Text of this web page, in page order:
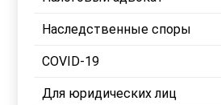
Наследственные споры
COVID-19
Для юридических лиц